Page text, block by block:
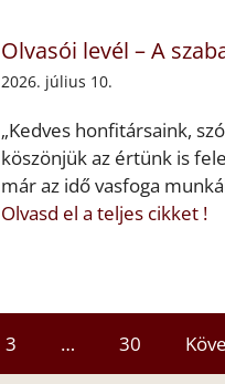
Olvasói levél – A
2026. július 10.
„Kedves honfitársaink,
köszönjük az értünk is
már az idő vasfoga
Olvasd el a teljes cikket !
3 … 30